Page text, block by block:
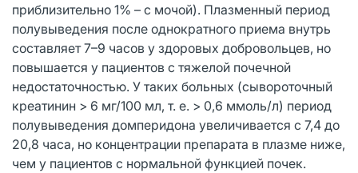
приблизительно 1% – с мочой). Плазменный период
полувыведения после однократного приема внутрь
составляет 7–9 часов у здоровых добровольцев, но
повышается у пациентов с тяжелой почечной
недостаточностью. У таких больных (сывороточный
креатинин > 6 мг/100 мл, т. е. > 0,6 ммоль/л) период
полувыведения домперидона увеличивается с 7,4 до
20,8 часа, но концентрации препарата в плазме ниже,
чем у пациентов с нормальной функцией почек.